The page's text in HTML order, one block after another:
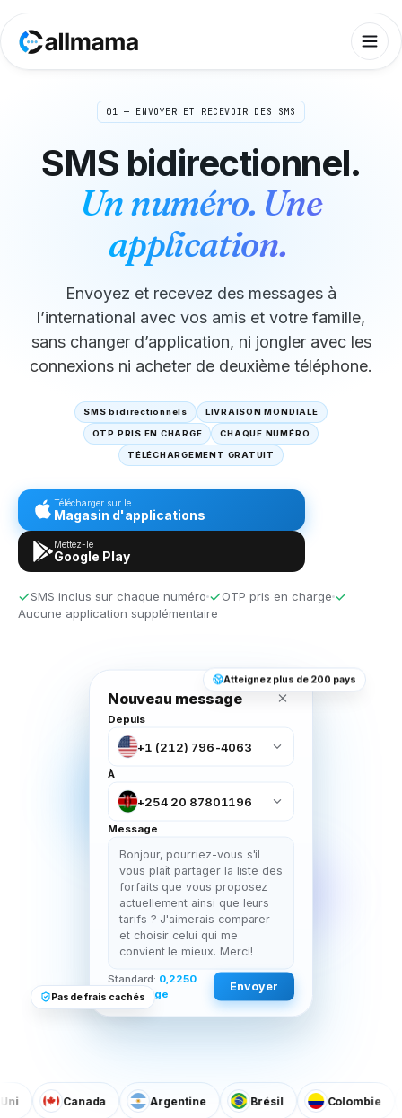
01 — ENVOYER ET RECEVOIR DES SMS
SMS bidirectionnel.
Un numéro. Une
application.
Envoyez et recevez des messages à
l’international avec vos amis et votre famille,
sans changer d’application, ni jongler avec les
connexions ni acheter de deuxième téléphone.
SMS bidirectionnels LIVRAISON MONDIALE
OTP PRIS EN CHARGE CHAQUE NUMÉRO
TÉLÉCHARGEMENT GRATUIT
Télécharger sur le
Magasin d'applications
Mettez-le
Google Play
SMS inclus sur chaque numéro
OTP pris en charge
Aucune application supplémentaire
Nouveau message
Depuis
+1 (212) 796-4063
À
+254 20 87801196
Message
Bonjour, pourriez-vous s'il
vous plaît partager la liste des
forfaits que vous proposez
actuellement ainsi que leurs
tarifs ? J'aimerais comparer
et choisir celui qui me
convient le mieux. Merci!
Standard: 0,2250
$/message
Envoyer
Atteignez plus de 200 pays
Pas de frais cachés
Canada Argentine Brésil Colombie